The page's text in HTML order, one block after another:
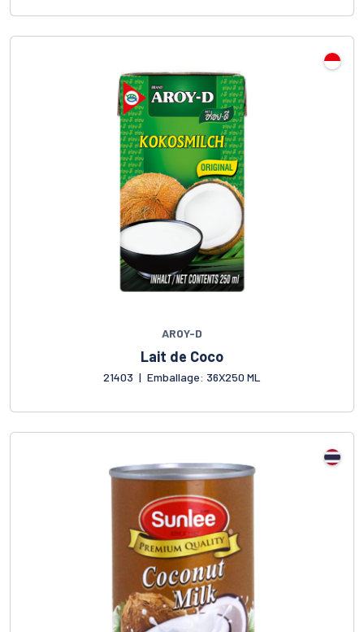
AROY-D
Lait de Coco
21403 | Emballage: 36X250 ML